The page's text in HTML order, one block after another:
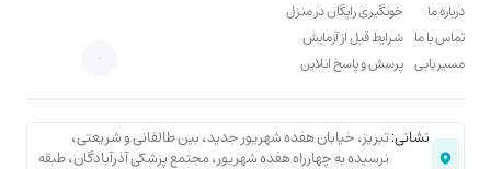
درباره ما
تماس با ما
مسیر یابی
خونگیری رایگان در منزل
شرایط قبل از آزمایش
پرسش و پاسخ انلاین
نشانی:تبریز، خیابان هفده شهریور جدید، بین طالقانی و شریعتی،
نرسیده به چهارراه هفده شهریور، مجتمع پزشکی آذرآبادگان، طبقه